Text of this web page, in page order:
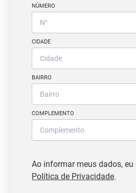
NÚMERO
CIDADE
BAIRRO
COMPLEMENTO
Ao informar meus dados,
Política de Privacidade.